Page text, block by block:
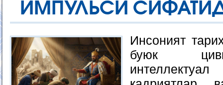
ИМПУЛЬСИ
Инсоният
буюк